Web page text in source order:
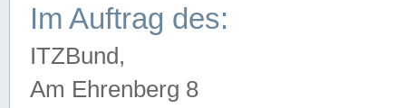
Im Auftrag des:
ITZBund,
Am Ehrenberg 8